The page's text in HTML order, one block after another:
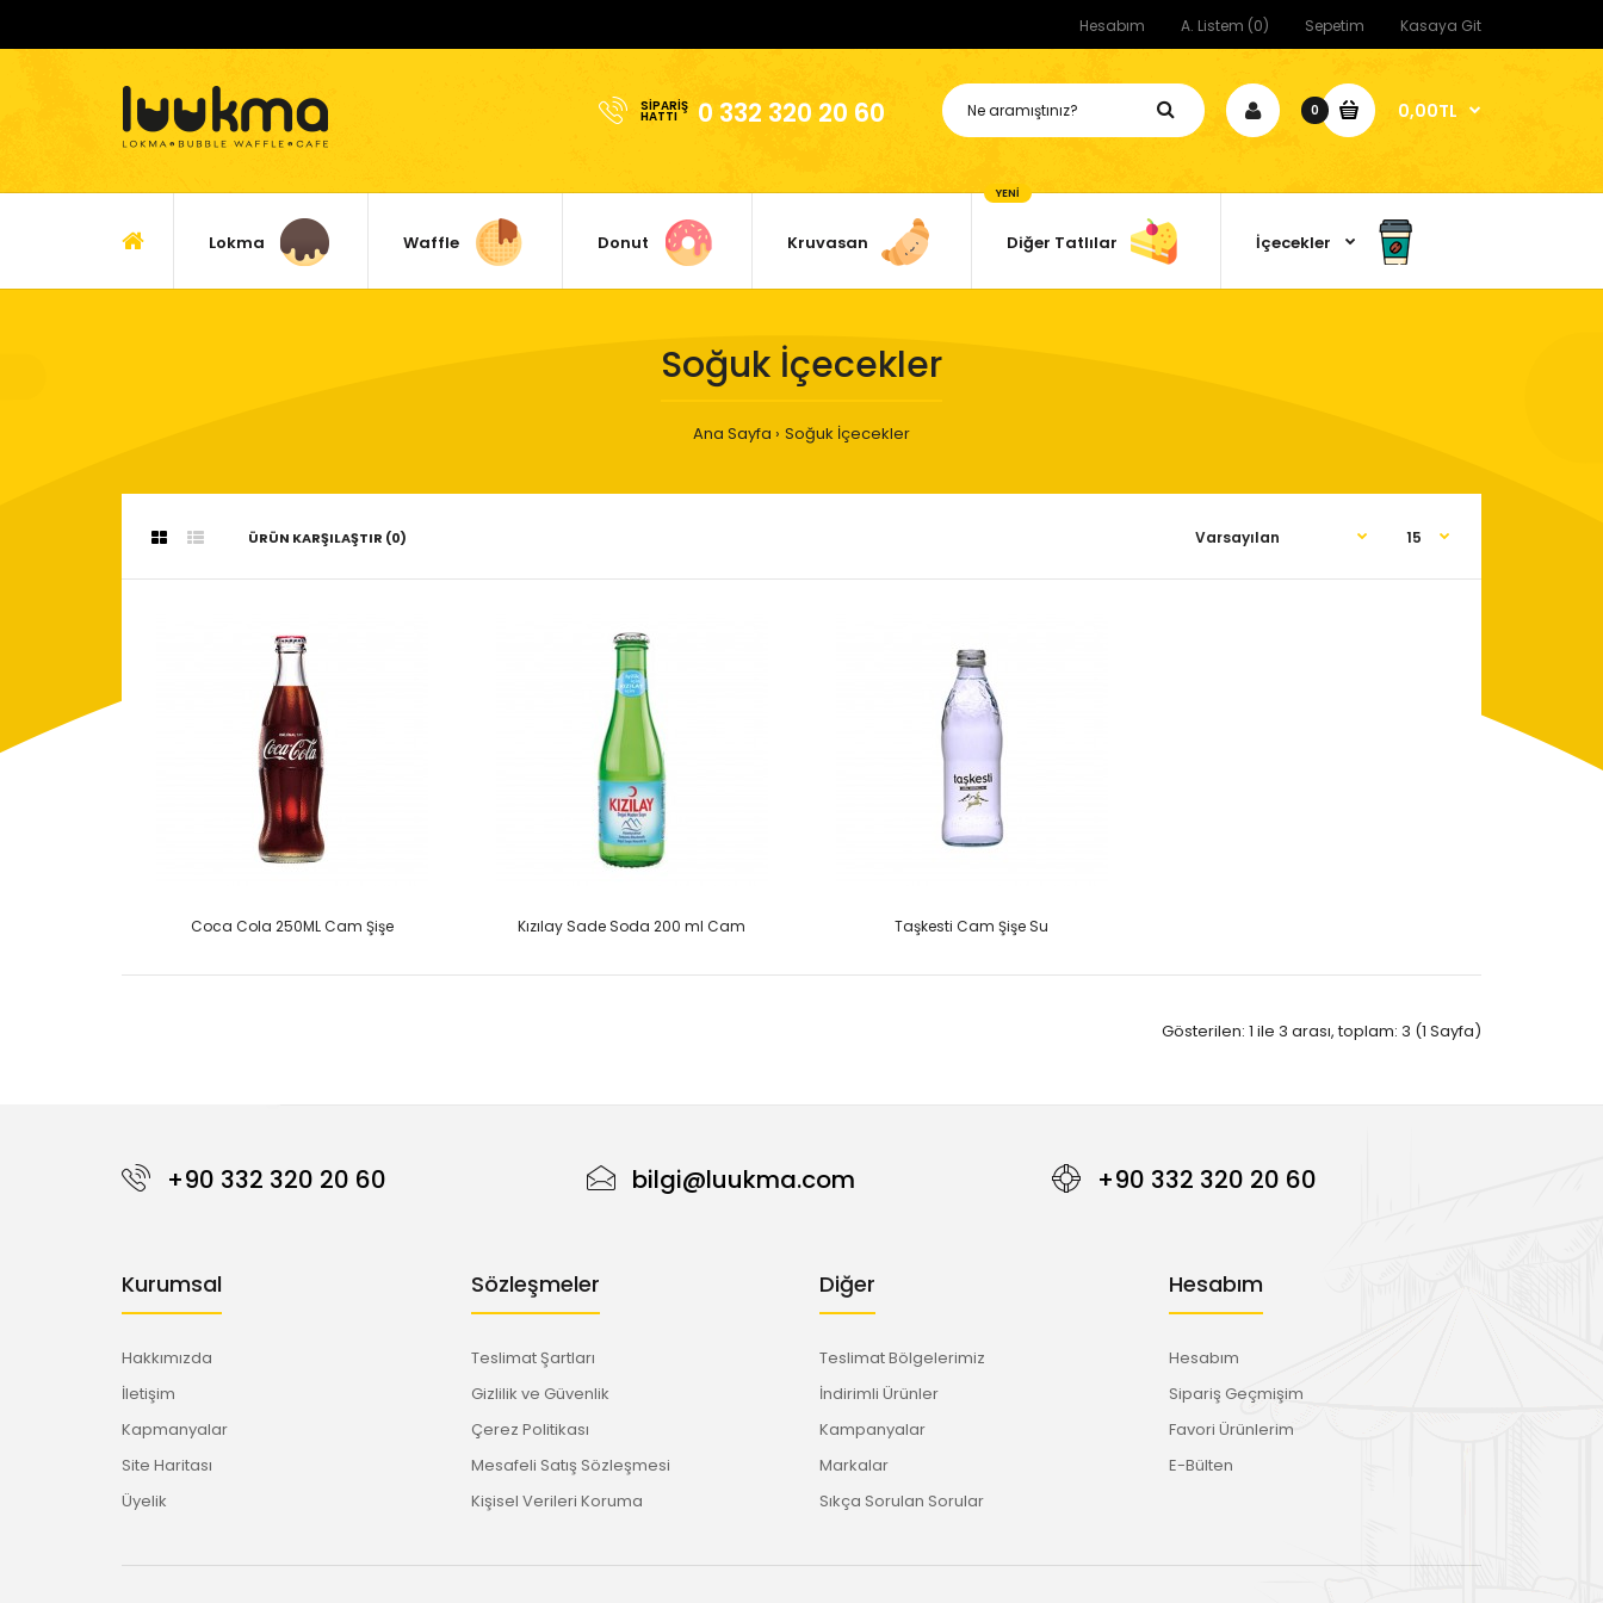
Hesabım A. Listem (0) Sepetim Kasaya Git
SIPARIŞ
HATTI 0 332 320 20 60 0 0,00TL
Lokma Waffle Donut Kruvasan Diğer Tatlılar
YENİ
İçecekler
Soğuk İçecekler
Ana Sayfa Soğuk İçecekler
ÜRÜN KARŞILAŞTIR (0)
Coca Cola 250ML Cam Şişe Kızılay Sade Soda 200 ml Cam Taşkesti Cam Şişe Su
Gösterilen: 1 ile 3 arası, toplam: 3 (1 Sayfa)
+90 332 320 20 60 bilgi@luukma.com +90 332 320 20 60
Kurumsal
Hakkımızda
İletişim
Kapmanyalar
Site Haritası
Üyelik
Sözleşmeler
Teslimat Şartları
Gizlilik ve Güvenlik
Çerez Politikası
Mesafeli Satış Sözleşmesi
Kişisel Verileri Koruma
Diğer
Teslimat Bölgelerimiz
İndirimli Ürünler
Kampanyalar
Markalar
Sıkça Sorulan Sorular
Hesabım
Hesabım
Sipariş Geçmişim
Favori Ürünlerim
E-Bülten